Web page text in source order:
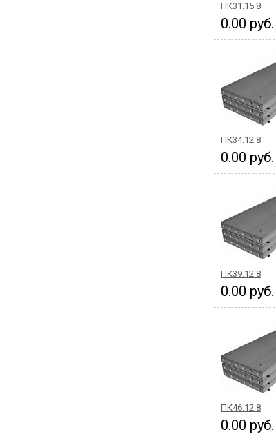
ПК31.15 8
0.00 руб.
ПК34.12 8
0.00 руб.
ПК39.12 8
0.00 руб.
ПК46.12 8
0.00 руб.